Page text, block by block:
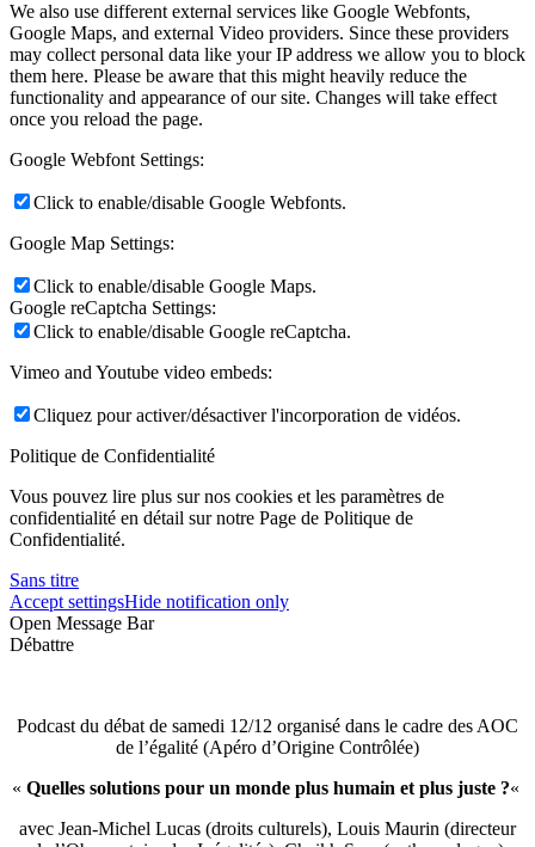
We also use different external services like Google Webfonts,
Google Maps, and external Video providers. Since these providers
may collect personal data like your IP address we allow you to block
them here. Please be aware that this might heavily reduce the
functionality and appearance of our site. Changes will take effect
once you reload the page.
Google Webfont Settings:
Click to enable/disable Google Webfonts.
Google Map Settings:
Click to enable/disable Google Maps.
Google reCaptcha Settings:
Click to enable/disable Google reCaptcha.
Vimeo and Youtube video embeds:
Cliquez pour activer/désactiver l'incorporation de vidéos.
Politique de Confidentialité
Vous pouvez lire plus sur nos cookies et les paramètres de
confidentialité en détail sur notre Page de Politique de
Confidentialité.
Sans titre
Accept settingsHide notification only
Open Message Bar
Débattre
Podcast du débat de samedi 12/12 organisé dans le cadre des AOC
de l’égalité (Apéro d’Origine Contrôlée)
« Quelles solutions pour un monde plus humain et plus juste ?«
avec Jean-Michel Lucas (droits culturels), Louis Maurin (directeur